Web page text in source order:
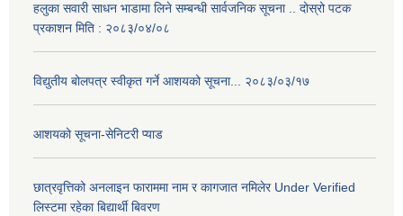
हलुका सवारी साधन भाडामा लिने सम्बन्धी सार्वजनिक सूचना .. दोस्रो पटक
प्रकाशन मिति : २०८३/०४/०८
विद्युतीय बोलपत्र स्वीकृत गर्ने आशयको सूचना... २०८३/०३/१७
आशयको सूचना-सेनिटरी प्याड
छात्रवृत्तिको अनलाइन फाराममा नाम र कागजात नमिलेर Under Verified
लिस्टमा रहेका बिद्यार्थी बिवरण